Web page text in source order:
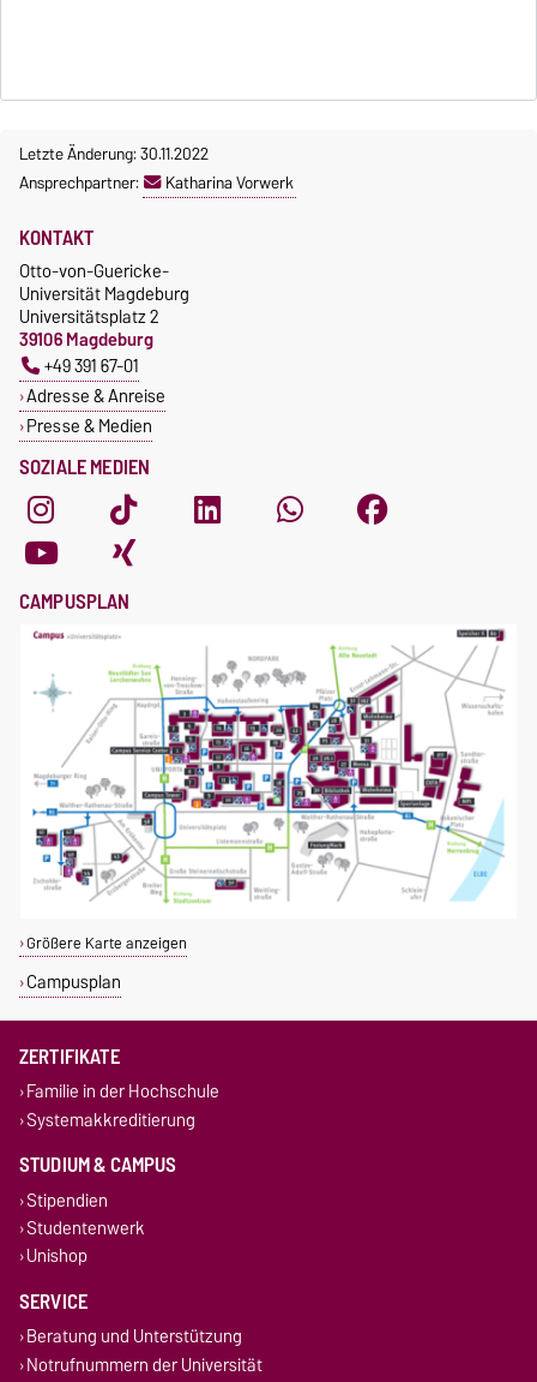
Letzte Änderung: 30.11.2022
Ansprechpartner:
Katharina Vorwerk
SOZIALE MEDIEN
KONTAKT
Otto-von-Guericke-
Universität Magdeburg
Universitätsplatz 2
39106 Magdeburg
+49 391 67-01
Adresse & Anreise
Presse & Medien
CAMPUSPLAN
Größere Karte anzeigen
Campusplan
ZERTIFIKATE
Familie in der Hochschule
Systemakkreditierung
STUDIUM & CAMPUS
Stipendien
Studentenwerk
Unishop
SERVICE
Beratung und Unterstützung
Notrufnummern der Universität